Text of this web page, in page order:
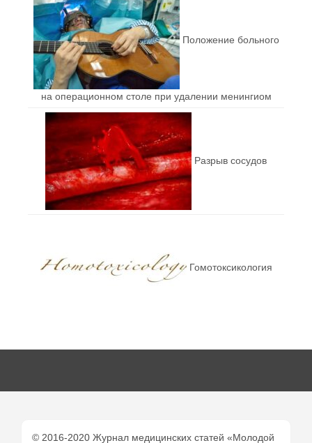
Положение больного
на операционном столе при удалении менингиом
Разрыв сосудов
Гомотоксикология
© 2016-2020 Журнал медицинских статей «Молодой